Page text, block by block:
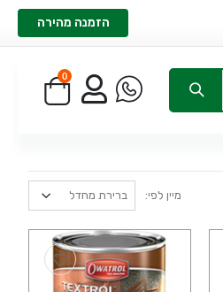
הזמנה מהירה
0
מיין לפי: